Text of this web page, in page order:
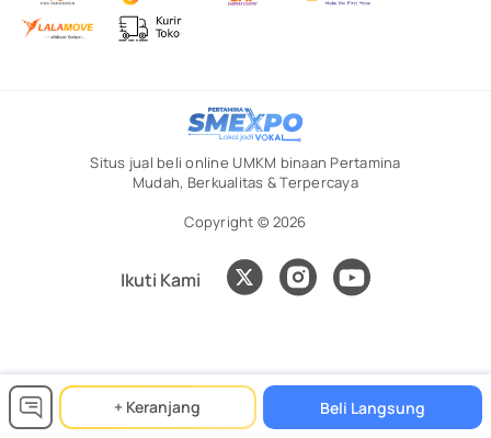
+ Keranjang Beli Langsung
Situs jual beli online UMKM binaan Pertamina
Mudah, Berkualitas & Terpercaya
Copyright © 2026
Ikuti Kami